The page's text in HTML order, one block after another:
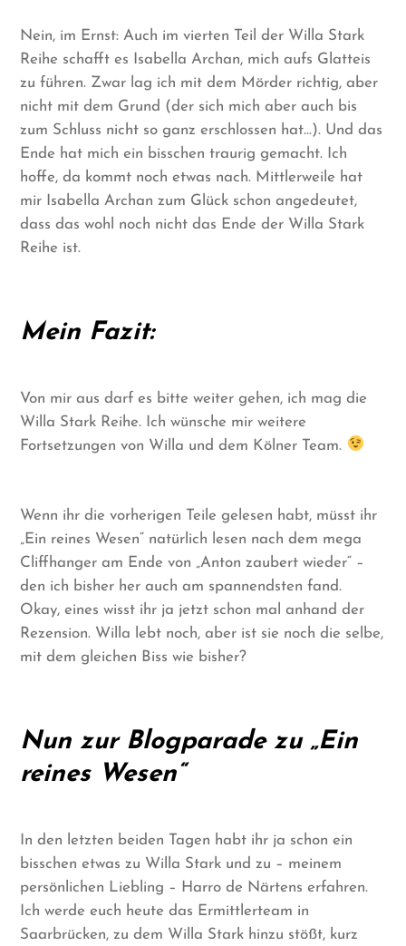
Nein, im Ernst: Auch im vierten Teil der Willa Stark
Reihe schafft es Isabella Archan, mich aufs Glatteis
zu führen. Zwar lag ich mit dem Mörder richtig, aber
nicht mit dem Grund (der sich mich aber auch bis
zum Schluss nicht so ganz erschlossen hat…). Und das
Ende hat mich ein bisschen traurig gemacht. Ich
hoffe, da kommt noch etwas nach. Mittlerweile hat
mir Isabella Archan zum Glück schon angedeutet,
dass das wohl noch nicht das Ende der Willa Stark
Reihe ist.
Mein Fazit:
Von mir aus darf es bitte weiter gehen, ich mag die
Willa Stark Reihe. Ich wünsche mir weitere
Fortsetzungen von Willa und dem Kölner Team.
Wenn ihr die vorherigen Teile gelesen habt, müsst ihr
„Ein reines Wesen“ natürlich lesen nach dem mega
Cliffhanger am Ende von „Anton zaubert wieder“ –
den ich bisher her auch am spannendsten fand.
Okay, eines wisst ihr ja jetzt schon mal anhand der
Rezension. Willa lebt noch, aber ist sie noch die selbe,
mit dem gleichen Biss wie bisher?
Nun zur Blogparade zu „Ein
reines Wesen“
In den letzten beiden Tagen habt ihr ja schon ein
bisschen etwas zu Willa Stark und zu – meinem
persönlichen Liebling – Harro de Närtens erfahren.
Ich werde euch heute das Ermittlerteam in
Saarbrücken, zu dem Willa Stark hinzu stößt, kurz